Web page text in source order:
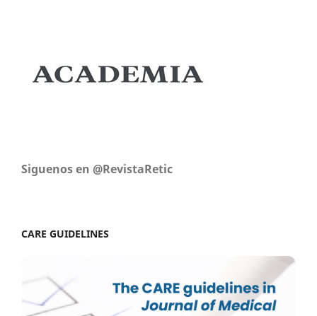
Siguenos en @RevistaRetic
CARE GUIDELINES